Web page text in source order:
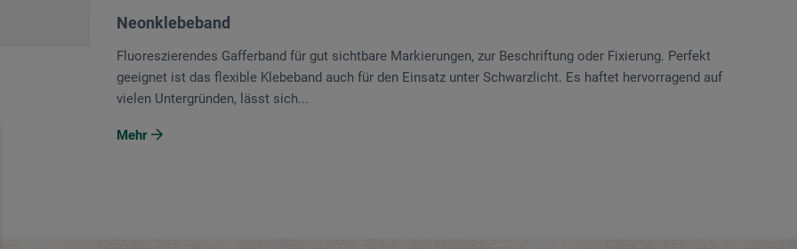
Neonklebeband
Fluoreszierendes Gafferband für gut sichtbare Markierungen, zur Beschriftung oder Fixierung. Perfekt
geeignet ist das flexible Klebeband auch für den Einsatz unter Schwarzlicht. Es haftet hervorragend auf
vielen Untergründen, lässt sich...
Mehr